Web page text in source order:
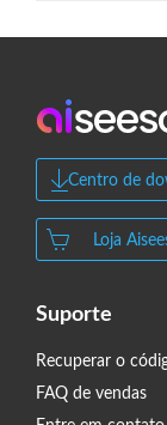
Centro de
Loja
Suporte
Recuperar o
FAQ de vendas